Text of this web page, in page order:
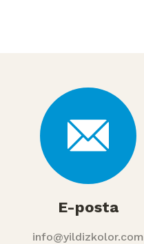
E-posta
info@yildizkolor.com